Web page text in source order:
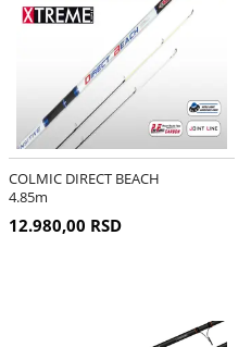
COLMIC DIRECT BEACH
4.85m
12.980,00 RSD